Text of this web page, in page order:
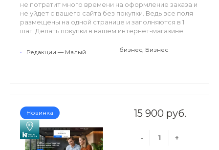
не потратит много времени на оформление заказа и
не уйдет с вашего сайта без покупки. Ведь все поля
размещены на одной странице и заполняются в 1
шаг. Делать покупки в вашем интернет-магазине
Решение включает все способы оформления
заказа: контактная информация, доставка, оплата,
• Редакции — Малый бизнес, Бизнес
Новинка 15 900 руб.
- +